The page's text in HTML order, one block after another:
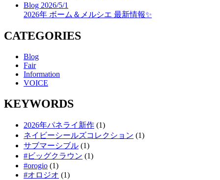
Blog 2026/5/1
2026年 ボーム＆メルシエ 最新情報✨
CATEGORIES
Blog
Fair
Information
VOICE
KEYWORDS
2026年パネライ新作 (1)
ネイビーシールズコレクション (1)
サブマーシブル (1)
#ビッグクラウン (1)
#orogio (1)
#オロジオ (1)